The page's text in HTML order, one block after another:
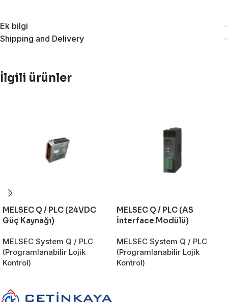
Ek bilgi
Shipping and Delivery
İlgili ürünler
MELSEC Q / PLC (24VDC
Güç Kaynağı)
MELSEC System Q / PLC
(Programlanabilir Lojik
Kontrol)
MELSEC Q / PLC (AS
İnterface Modülü)
MELSEC System Q / PLC
(Programlanabilir Lojik
Kontrol)